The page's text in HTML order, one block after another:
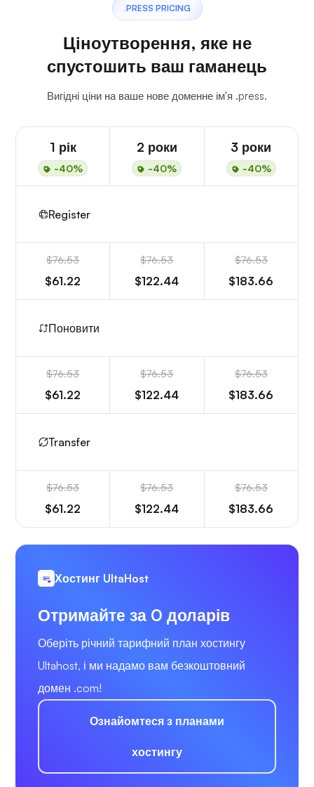
.PRESS PRICING
Ціноутворення, яке не
спустошить ваш гаманець
Вигідні ціни на ваше нове доменне ім'я .press.
1 рік
-40%
2 роки
-40%
3 роки
-40%
Register
$76.53
$61.22
$76.53
$122.44
$76.53
$183.66
Поновити
$76.53
$61.22
$76.53
$122.44
$76.53
$183.66
Transfer
$76.53
$61.22
$76.53
$122.44
$76.53
$183.66
Хостинг UltaHost
Отримайте за 0 доларів
Оберіть річний тарифний план хостингу
Ultahost, і ми надамо вам безкоштовний
домен .com!
Ознайомтеся з планами
хостингу